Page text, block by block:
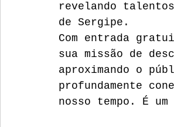
revelando
de Sergipe.
Com entrada
sua missão de
aproximando o
profundamente
nosso tempo. É